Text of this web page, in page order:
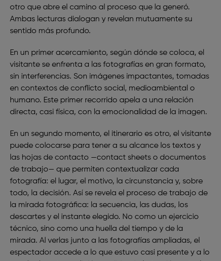
otro que abre el camino al proceso que la generó.
Ambas lecturas dialogan y revelan mutuamente su
sentido más profundo.
En un primer acercamiento, según dónde se coloca, el
visitante se enfrenta a las fotografías en gran formato,
sin interferencias. Son imágenes impactantes, tomadas
en contextos de conflicto social, medioambiental o
humano. Este primer recorrido apela a una relación
directa, casi física, con la emocionalidad de la imagen.
En un segundo momento, el itinerario es otro, el visitante
puede colocarse para tener a su alcance los textos y
las hojas de contacto —contact sheets o documentos
de trabajo— que permiten contextualizar cada
fotografía: el lugar, el motivo, la circunstancia y, sobre
todo, la decisión. Así se revela el proceso de trabajo de
la mirada fotográfica: la secuencia, las dudas, los
descartes y el instante elegido. No como un ejercicio
técnico, sino como una huella del tiempo y de la
mirada. Al verlas junto a las fotografías ampliadas, el
espectador accede a lo que estuvo casi presente y a lo